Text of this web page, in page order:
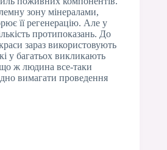
зону мінералами,
її регенерацію. Але у
протипоказань. До
зараз використовують
у багатьох викликають
ж людина все-таки
вимагати проведення